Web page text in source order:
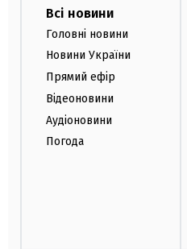
Всі новини
Головні новини
Новини України
Прямий ефір
Відеоновини
Аудіоновини
Погода